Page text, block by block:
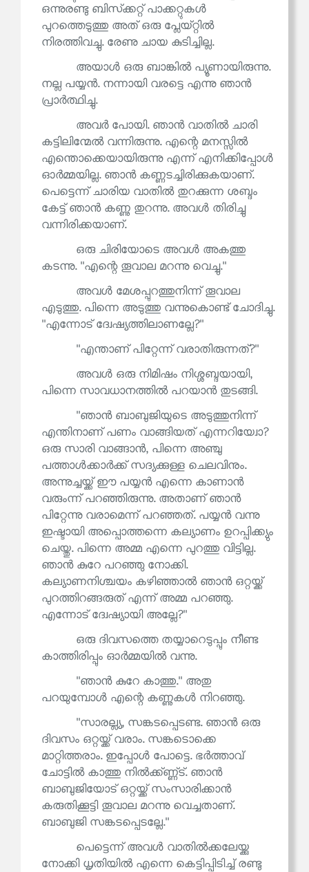
ഒന്നുരണ്ടു ബിസ്‌ക്കറ്റ് പാക്കറ്റുകൾ
പുറത്തെടുത്തു അത് ഒരു പ്ലേയ്റ്റിൽ
നിരത്തിവച്ചു. രേണു ചായ കുടിച്ചില്ല.
അയാൾ ഒരു ബാങ്കിൽ പ്യൂണായിരുന്നു.
നല്ല പയ്യൻ. നന്നായി വരട്ടെ എന്നു ഞാൻ
പ്രാർത്ഥിച്ചു.
അവർ പോയി. ഞാൻ വാതിൽ ചാരി
കട്ടിലിന്മേൽ വന്നിരുന്നു. എന്റെ മനസ്സിൽ
എന്തൊക്കെയായിരുന്നു എന്ന് എനിക്കിപ്പോൾ
ഓർമ്മയില്ല. ഞാൻ കണ്ണടച്ചിരിക്കുകയാണ്.
പെട്ടെന്ന് ചാരിയ വാതിൽ തുറക്കുന്ന ശബ്ദം
കേട്ട് ഞാൻ കണ്ണു തുറന്നു. അവൾ തിരിച്ചു
വന്നിരിക്കയാണ്.
ഒരു ചിരിയോടെ അവൾ അകത്തു
കടന്നു. ''എന്റെ തൂവാല മറന്നു വെച്ചു.''
അവൾ മേശപ്പുറത്തുനിന്ന് തൂവാല
എടുത്തു. പിന്നെ അടുത്തു വന്നുകൊണ്ട് ചോദിച്ചു.
''എന്നോട് ദ്വേഷ്യത്തിലാണല്ലേ?''
''എന്താണ് പിറ്റേന്ന് വരാതിരുന്നത്?''
അവൾ ഒരു നിമിഷം നിശ്ശബ്ദയായി,
പിന്നെ സാവധാനത്തിൽ പറയാൻ തുടങ്ങി.
''ഞാൻ ബാബുജിയുടെ അടുത്തുനിന്ന്
എന്തിനാണ് പണം വാങ്ങിയത് എന്നറിയ്വോ?
ഒരു സാരി വാങ്ങാൻ, പിന്നെ അഞ്ചു
പത്താൾക്കാർക്ക് സദ്യക്കുള്ള ചെലവിനും.
അന്നുച്ചയ്ക്ക് ഈ പയ്യൻ എന്നെ കാണാൻ
വരുംന്ന് പറഞ്ഞിരുന്നു. അതാണ് ഞാൻ
പിറ്റേന്നു വരാമെന്ന് പറഞ്ഞത്. പയ്യൻ വന്നു
ഇഷ്ടായി അപ്പൊത്തന്നെ കല്യാണം ഉറപ്പിക്ക്യും
ചെയ്തു. പിന്നെ അമ്മ എന്നെ പുറത്തു വിട്ടില്ല.
ഞാൻ കുറേ പറഞ്ഞു നോക്കി.
കല്യാണനിശ്ചയം കഴിഞ്ഞാൽ ഞാൻ ഒറ്റയ്ക്ക്
പുറത്തിറങ്ങരുത് എന്ന് അമ്മ പറഞ്ഞു.
എന്നോട് ദ്വേഷ്യായി അല്ലേ?''
ഒരു ദിവസത്തെ തയ്യാറെടുപ്പും നീണ്ട
കാത്തിരിപ്പും ഓർമ്മയിൽ വന്നു.
''ഞാൻ കുറേ കാത്തു.'' അതു
പറയുമ്പോൾ എന്റെ കണ്ണുകൾ നിറഞ്ഞു.
''സാരല്ല്യ, സങ്കടപ്പെടണ്ട. ഞാൻ ഒരു
ദിവസം ഒറ്റയ്ക്ക് വരാം. സങ്കടൊക്കെ
മാറ്റിത്തരാം. ഇപ്പോൾ പോട്ടെ. ഭർത്താവ്
ചോട്ടിൽ കാത്തു നിൽക്ക്ണ്ണ്ട്. ഞാൻ
ബാബുജിയോട് ഒറ്റയ്ക്ക് സംസാരിക്കാൻ
കരുതിക്കൂട്ടി തൂവാല മറന്നു വെച്ചതാണ്.
ബാബുജി സങ്കടപ്പെടല്ലേ.''
പെട്ടെന്ന് അവൾ വാതിൽക്കലേയ്ക്കു
നോക്കി ധൃതിയിൽ എന്നെ കെട്ടിപ്പിടിച്ച് രണ്ടു